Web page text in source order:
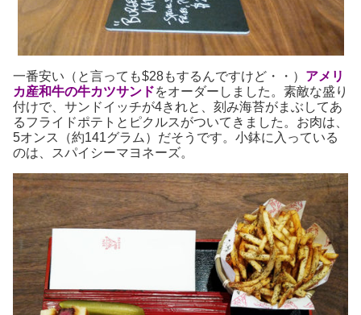
一番安い（と言っても$28もするんですけど・・） アメリ
カ産和牛の牛カツサンドをオーダーしました。素敵な盛り
付けで、サンドイッチが4きれと、刻み海苔がまぶしてあ
るフライドポテトとピクルスがついてきました。お肉は、
5オンス（約141グラム）だそうです。小鉢に入っている
のは、スパイシーマヨネーズ。